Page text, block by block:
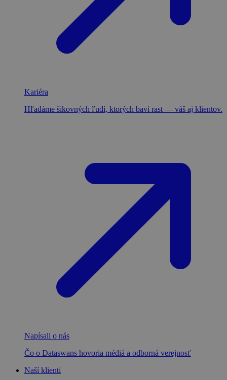
Kariéra
Hľadáme šikovných ľudí, ktorých baví rast — váš aj klientov.
Napísali o nás
Čo o Dataswans hovoria médiá a odborná verejnosť
Naší klienti